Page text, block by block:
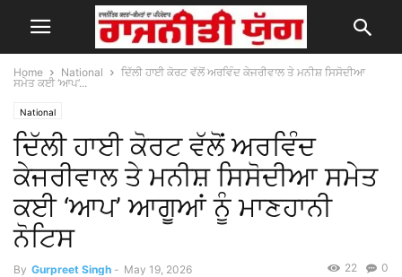
Home National
ਦਿੱਲੀ ਹਾਈ ਕੋਰਟ ਵੱਲੋਂ ਅਰਵਿੰਦ ਕੇਜਰੀਵਾਲ ਤੇ ਮਨੀਸ਼ ਸਿਸੋਦੀਆ
ਸਮੇਤ ਕਈ ‘ਆਪ’...
National
ਦਿੱਲੀ ਹਾਈ ਕੋਰਟ ਵੱਲੋਂ ਅਰਵਿੰਦ
ਕੇਜਰੀਵਾਲ ਤੇ ਮਨੀਸ਼ ਸਿਸੋਦੀਆ ਸਮੇਤ
ਕਈ ‘ਆਪ’ ਆਗੂਆਂ ਨੂੰ ਮਾਣਹਾਨੀ
ਨੋਟਿਸ
By Gurpreet Singh - May 19, 2026 0
22